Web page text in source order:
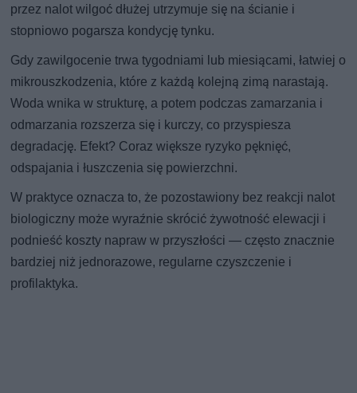
przez nalot wilgoć dłużej utrzymuje się na ścianie i
stopniowo pogarsza kondycję tynku.
Gdy zawilgocenie trwa tygodniami lub miesiącami, łatwiej o
mikrouszkodzenia, które z każdą kolejną zimą narastają.
Woda wnika w strukturę, a potem podczas zamarzania i
odmarzania rozszerza się i kurczy, co przyspiesza
degradację. Efekt? Coraz większe ryzyko pęknięć,
odspajania i łuszczenia się powierzchni.
W praktyce oznacza to, że pozostawiony bez reakcji nalot
biologiczny może wyraźnie skrócić żywotność elewacji i
podnieść koszty napraw w przyszłości — często znacznie
bardziej niż jednorazowe, regularne czyszczenie i
profilaktyka.